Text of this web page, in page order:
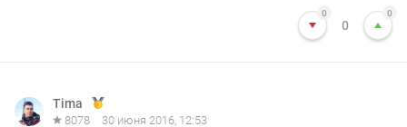
0
0
0
Tima
8078 30 июня 2016, 12:53